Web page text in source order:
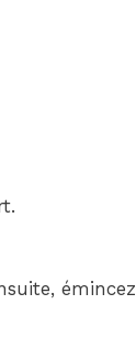
émincez